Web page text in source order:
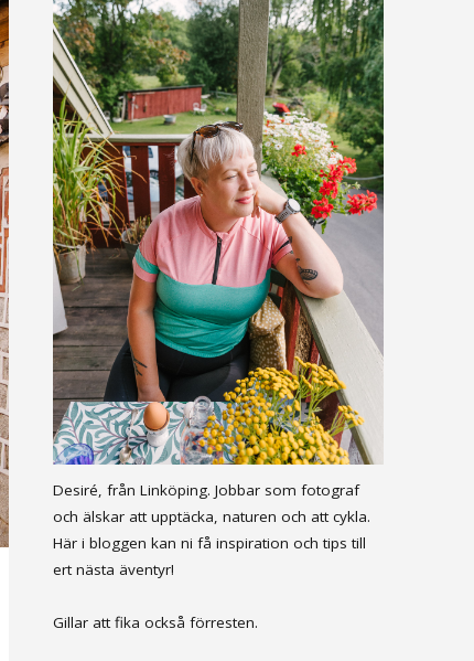
Desiré, från Linköping. Jobbar som fotograf
och älskar att upptäcka, naturen och att cykla.
Här i bloggen kan ni få inspiration och tips till
ert nästa äventyr!
Gillar att fika också förresten.